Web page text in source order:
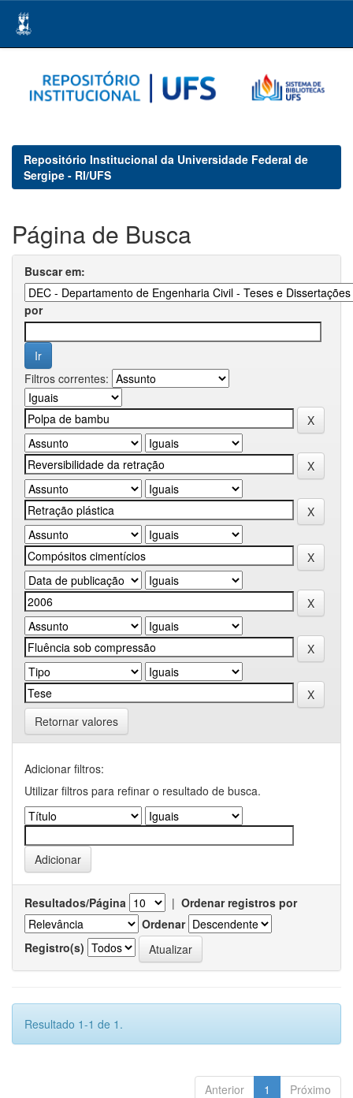
navigation
Repositório Institucional da Universidade Federal de
Sergipe - RI/UFS
Página de Busca
Buscar em:
por
Filtros correntes:
Retornar valores
Adicionar filtros:
Utilizar filtros para refinar o resultado de busca.
Resultados/Página | Ordenar registros por
Ordenar
Registro(s)
Resultado 1-1 de 1.
Anterior 1 Próximo